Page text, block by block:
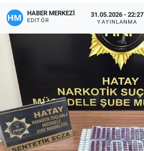
HABER MERKEZİ
EDITÖR
31.05.2026 - 22:27
YAYINLANMA
Sağlık
Kültür Sanat
Bilim ve Teknoloji
Genel
Son Dakika Haberleri